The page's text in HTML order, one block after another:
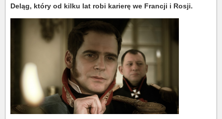
Deląg, który od kilku lat robi karierę we Francji i Rosji.